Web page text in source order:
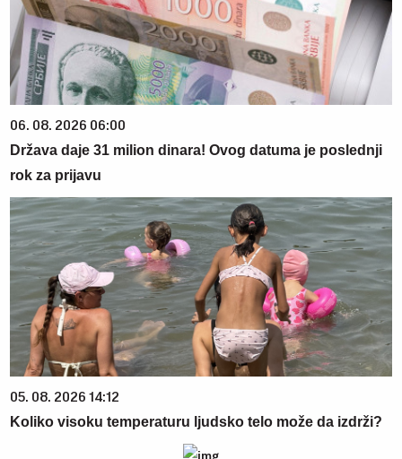
06. 08. 2026 06:00
Država daje 31 milion dinara! Ovog datuma je poslednji
rok za prijavu
05. 08. 2026 14:12
Koliko visoku temperaturu ljudsko telo može da izdrži?